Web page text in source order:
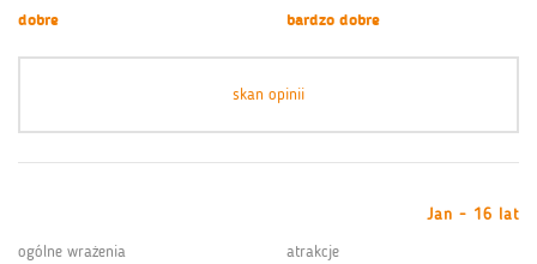
dobre
bardzo dobre
skan opinii
Jan - 16 lat
ogólne wrażenia
atrakcje